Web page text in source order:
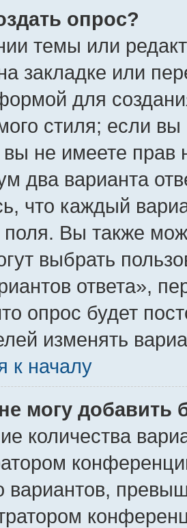
опрос?
темы или
закладке или
для
стиля; если
не имеете прав
два варианта
что каждый
поля. Вы также
выбрать
ответа»,
опрос будет
изменять
к началу
могу добавить
количества
вариантов,